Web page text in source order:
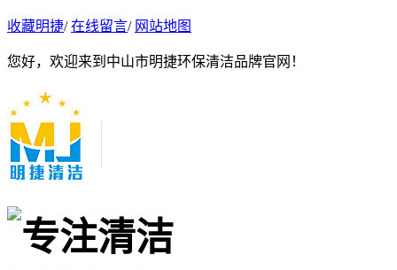
收藏明捷/在线留言/ 网站地图
您好，欢迎来到中山市明捷环保清洁品牌官网！